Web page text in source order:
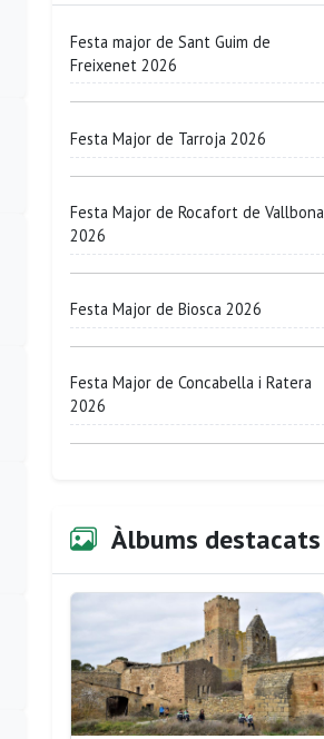
Festa major de Sant Guim de
Freixenet 2026
Festa Major de Tarroja 2026
Festa Major de Rocafort de Vallbona
2026
Festa Major de Biosca 2026
Festa Major de Concabella i Ratera
2026
Àlbums destacats